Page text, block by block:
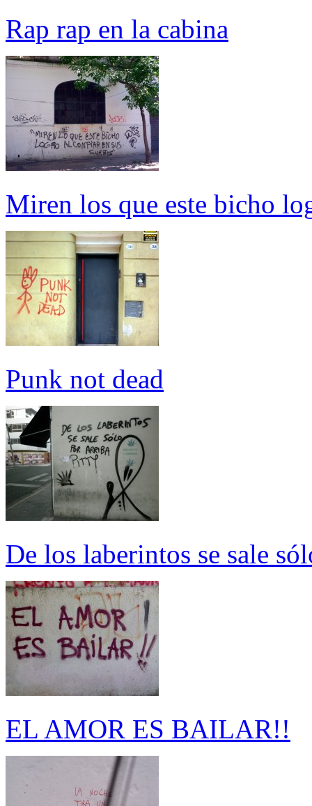
Rap rap en la cabina
Miren los que este bicho
Punk not dead
De los laberintos se sale
EL AMOR ES BAILAR!!